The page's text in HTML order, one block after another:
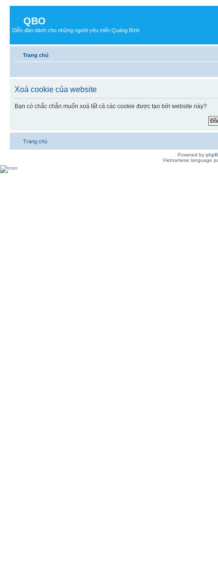
QBO
Diễn đàn dành cho những người yêu mến Quảng Bình
Trang chủ
Xoá cookie của website
Bạn có chắc chắn muốn xoá tất cả các cookie được tạo bởi website này?
Trang chủ
Powered by
Vietnamese language